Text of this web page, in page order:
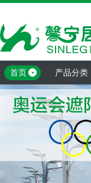
首页 产品分类